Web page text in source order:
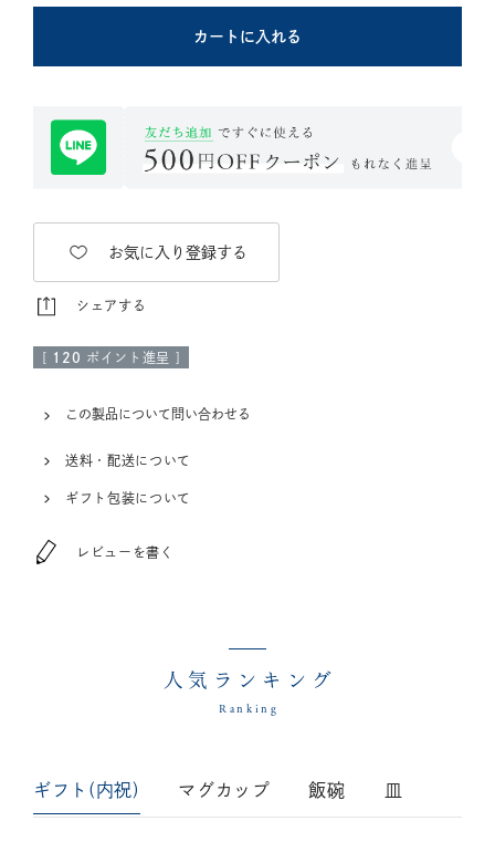
カートに入れる
お気に入り登録する
シェアする
120 ポイント進呈 ]
この製品について問い合わせる
送料・配送について
ギフト包装について
レビューを書く
人気ランキング
Ranking
ギフト(内祝) マグカップ 飯碗 皿